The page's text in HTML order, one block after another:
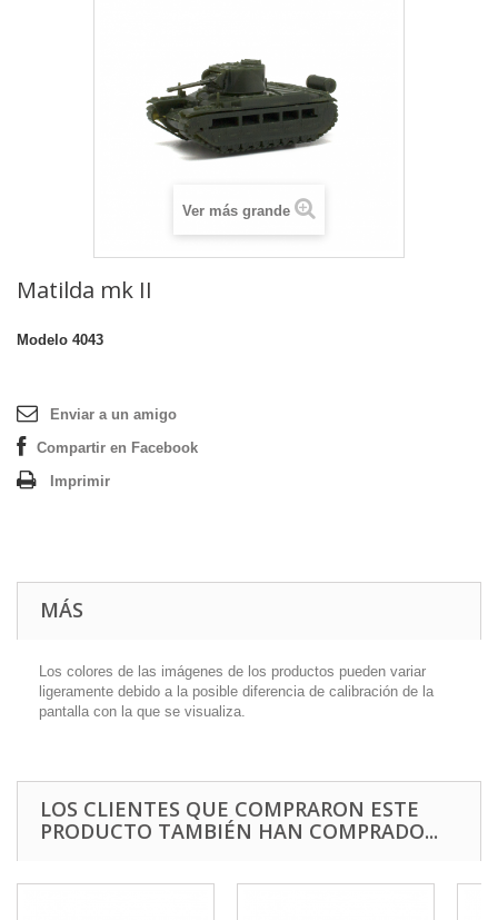
Ver más grande
Matilda mk II
Modelo 4043
Enviar a un amigo
Compartir en Facebook
Imprimir
MÁS
Los colores de las imágenes de los productos pueden variar
ligeramente debido a la posible diferencia de calibración de la
pantalla con la que se visualiza.
LOS CLIENTES QUE COMPRARON ESTE
PRODUCTO TAMBIÉN HAN COMPRADO...